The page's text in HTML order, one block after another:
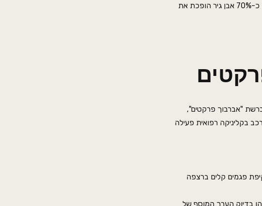
. העובדה שהליבה מכילה כ-70% אבן גיר הופכת את
ברשת "אברבוך פרקטים",
בקליניקה רפואית פעילה
פגמים קלים ברצפה
ותחזוקה אפסית. זהו בדיוק הערך המוסף של